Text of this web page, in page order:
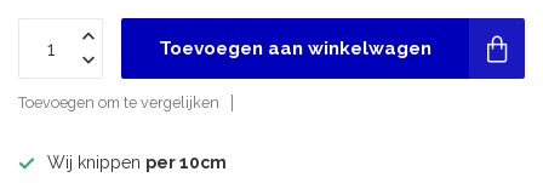
Toevoegen aan winkelwagen
Toevoegen om te vergelijken
Wij knippen per 10cm